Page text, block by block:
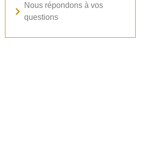
Nous répondons à vos
questions